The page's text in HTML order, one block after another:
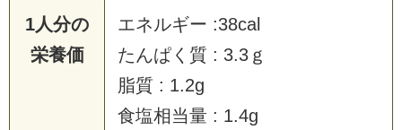
1人分の
栄養価
エネルギー :38cal
たんぱく質 : 3.3ｇ
脂質 : 1.2g
食塩相当量 : 1.4g